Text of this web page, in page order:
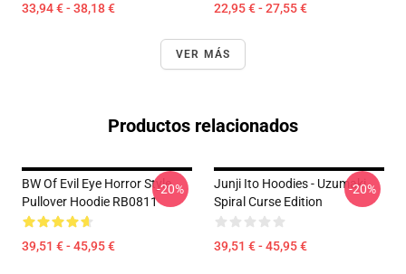
33,94 € - 38,18 € 22,95 € - 27,55 €
VER MÁS
Productos relacionados
BW Of Evil Eye Horror Style
Pullover Hoodie RB0811
39,51 € - 45,95 €
-20%
Junji Ito Hoodies - Uzumaki
Spiral Curse Edition
39,51 € - 45,95 €
-20%